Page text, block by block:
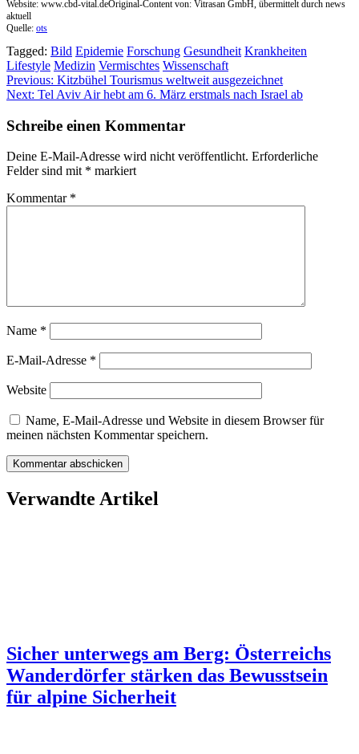
Website: www.cbd-vital.deOriginal-Content von: Vitrasan GmbH, übermittelt durch news
aktuell
Quelle: ots
Tagged: Bild Epidemie Forschung Gesundheit Krankheiten
Lifestyle Medizin Vermischtes Wissenschaft
Beitragsnavigation
Previous: Kitzbühel Tourismus weltweit ausgezeichnet
Next: Tel Aviv Air hebt am 6. März erstmals nach Israel ab
Schreibe einen Kommentar
Deine E-Mail-Adresse wird nicht veröffentlicht. Erforderliche
Felder sind mit * markiert
Kommentar *
Name *
E-Mail-Adresse *
Website
Name, E-Mail-Adresse und Website in diesem Browser für
meinen nächsten Kommentar speichern.
Verwandte Artikel
Sicher unterwegs am Berg: Österreichs
Wanderdörfer stärken das Bewusstsein
für alpine Sicherheit